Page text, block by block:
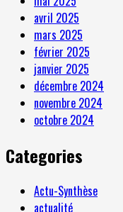
avril 2025
mars 2025
février 2025
janvier 2025
décembre 2024
novembre 2024
octobre 2024
Categories
Actu-Synthèse
actualité